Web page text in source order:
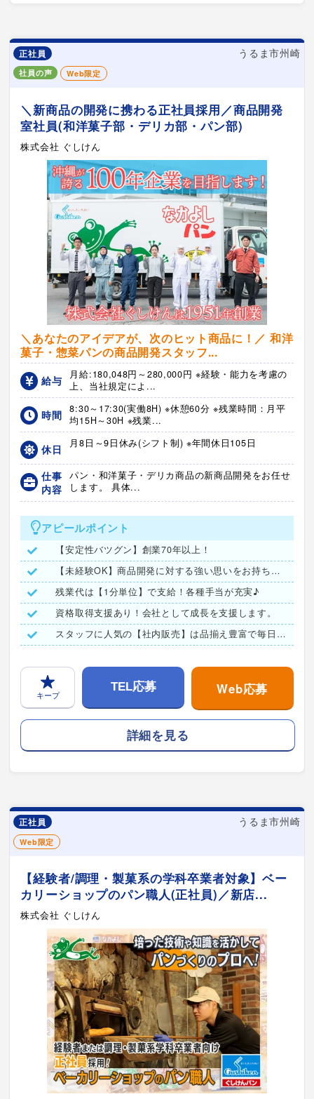
正社員 うるま市州崎
社員の声 Web限定
＼新商品の開発に携わる正社員採用／商品開発
室社員(和洋菓子部・デリカ部・パン部)
株式会社 ぐしけん
＼あなたのアイデアが、次のヒット商品に！／ 和洋
菓子・惣菜パンの商品開発スタッフ...
給与
月給:180,048円～280,000円 ※経験・能力を考慮の
上、当社規定によ...
時間
8:30～17:30(実働8H) ※休憩60分 ※残業時間：月平
均15H～30H ※残業...
休日 月8日～9日休み(シフト制) ※年間休日105日
仕事
内容
パン・和洋菓子・デリカ商品の新商品開発をお任せ
します。 具体...
アピールポイント
【安定性バツグン】創業70年以上！
【未経験OK】商品開発に対する強い思いをお持ちの方大歓迎です
残業代は【1分単位】で支給！各種手当が充実♪
資格取得支援あり！会社として成長を支援します。
スタッフに人気の【社内販売】は品揃え豊富で毎日が楽しみ♪
キープ
TEL応募 Web応募
詳細を見る
正社員 うるま市州崎
Web限定
【経験者/調理・製菓系の学科卒業者対象】ベー
カリーショップのパン職人(正社員)／新店...
株式会社 ぐしけん